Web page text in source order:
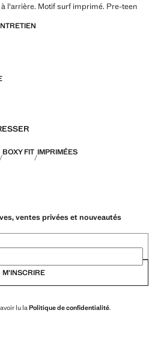
l'arrière. Motif surf imprimé. Pre-teen
BOXY FIT IMPRIMÉES
ventes privées et nouveautés
M’INSCRIRE
lu la Politique de confidentialité.